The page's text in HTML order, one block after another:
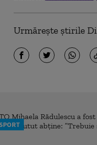
Urmărește știrile